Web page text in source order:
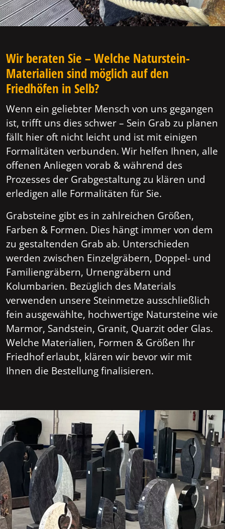
Wir beraten Sie – Welche Naturstein-
Materialien sind möglich auf den
Friedhöfen in Selb?
Wenn ein geliebter Mensch von uns gegangen
ist, trifft uns dies schwer – Sein Grab zu planen
fällt hier oft nicht leicht und ist mit einigen
Formalitäten verbunden. Wir helfen Ihnen, alle
offenen Anliegen vorab & während des
Prozesses der Grabgestaltung zu klären und
erledigen alle Formalitäten für Sie.
Grabsteine gibt es in zahlreichen Größen,
Farben & Formen. Dies hängt immer von dem
zu gestaltenden Grab ab. Unterschieden
werden zwischen Einzelgräbern, Doppel- und
Familiengräbern, Urnengräbern und
Kolumbarien. Bezüglich des Materials
verwenden unsere Steinmetze ausschließlich
fein ausgewählte, hochwertige Natursteine wie
Marmor, Sandstein, Granit, Quarzit oder Glas.
Welche Materialien, Formen & Größen Ihr
Friedhof erlaubt, klären wir bevor wir mit
Ihnen die Bestellung finalisieren.